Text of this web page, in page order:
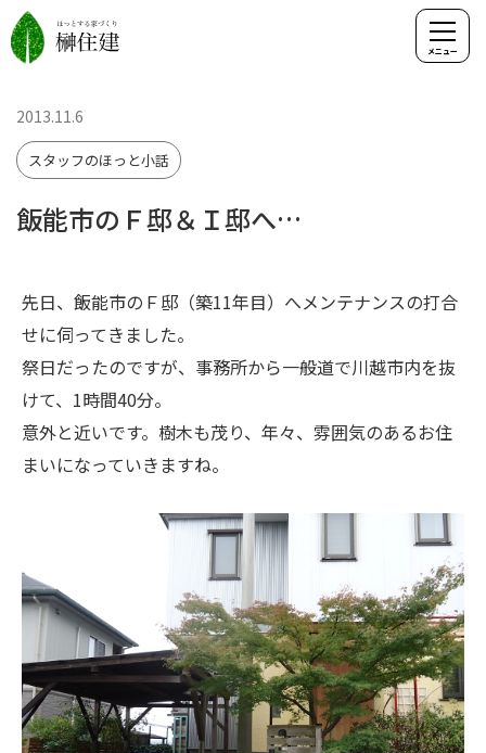
飯能市のＦ邸＆Ｉ邸へ…
2013.11.6
スタッフのほっと小話
先日、飯能市のＦ邸（築11年目）へメンテナンスの打合
せに伺ってきました。
祭日だったのですが、事務所から一般道で川越市内を抜
けて、1時間40分。
意外と近いです。樹木も茂り、年々、雰囲気のあるお住
まいになっていきますね。